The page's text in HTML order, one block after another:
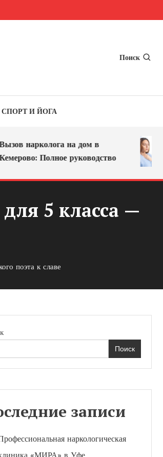
Поиск
СПОРТ И ЙОГА
нарколога на дом в
Полное руководство
5 класса —
поэта к славе
Поиск
записи
наркологическая